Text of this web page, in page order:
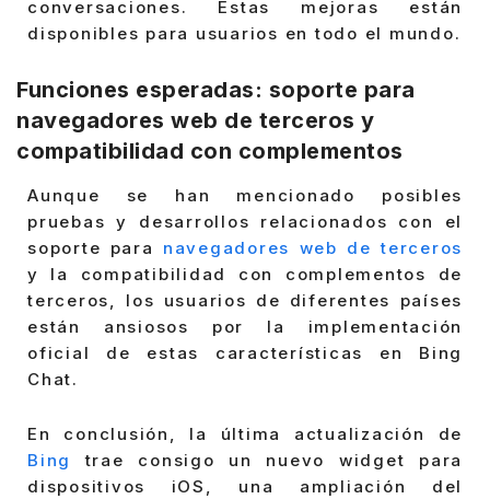
conversaciones. Estas mejoras están
disponibles para usuarios en todo el mundo.
Funciones esperadas: soporte para
navegadores web de terceros y
compatibilidad con complementos
Aunque se han mencionado posibles
pruebas y desarrollos relacionados con el
soporte para navegadores web de terceros
y la compatibilidad con complementos de
terceros, los usuarios de diferentes países
están ansiosos por la implementación
oficial de estas características en Bing
Chat.
En conclusión, la última actualización de
Bing
trae consigo un nuevo widget para
dispositivos iOS, una ampliación del